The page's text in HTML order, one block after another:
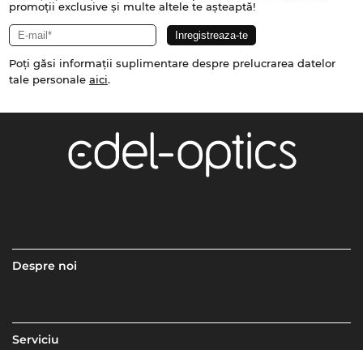
promoții exclusive și multe altele te așteaptă!
Poți găsi informații suplimentare despre prelucrarea datelor
tale personale aici.
Despre noi
Serviciu